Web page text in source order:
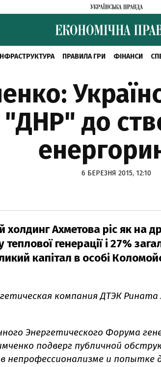
ПРАВИЛА ГРИ ФІНАНСИ
до
6 БЕРЕЗНЯ 2015, 12:10
Ахметова ріс як на
генерації і 27%
капітал в особі
компания ДТЭК
Энергетического Форума
подверг публичной
непрофессионализме и попытке